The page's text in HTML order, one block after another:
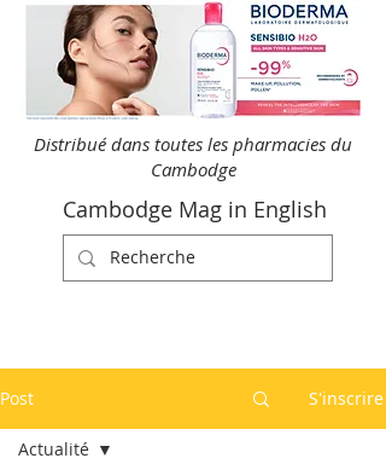
Distribué dans toutes les pharmacies du
Cambodge
Cambodge Mag in English
Post S'inscrire
Actualité